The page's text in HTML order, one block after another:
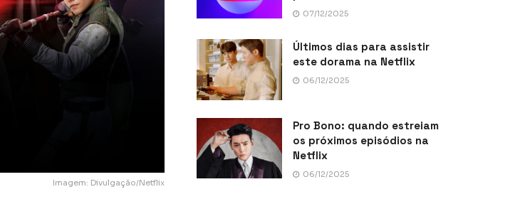
Imagem: Divulgação/Netflix
07/12/2025
Últimos dias para assistir
este dorama na Netflix
06/12/2025
Pro Bono: quando estreiam
os próximos episódios na
Netflix
06/12/2025